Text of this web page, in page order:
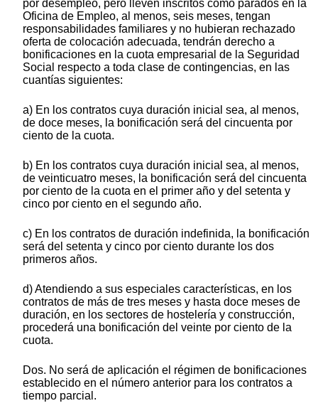
por desempleo, pero lleven inscritos como parados en la
Oficina de Empleo, al menos, seis meses, tengan
responsabilidades familiares y no hubieran rechazado
oferta de colocación adecuada, tendrán derecho a
bonificaciones en la cuota empresarial de la Seguridad
Social respecto a toda clase de contingencias, en las
cuantías siguientes:
a) En los contratos cuya duración inicial sea, al menos,
de doce meses, la bonificación será del cincuenta por
ciento de la cuota.
b) En los contratos cuya duración inicial sea, al menos,
de veinticuatro meses, la bonificación será del cincuenta
por ciento de la cuota en el primer año y del setenta y
cinco por ciento en el segundo año.
c) En los contratos de duración indefinida, la bonificación
será del setenta y cinco por ciento durante los dos
primeros años.
d) Atendiendo a sus especiales características, en los
contratos de más de tres meses y hasta doce meses de
duración, en los sectores de hostelería y construcción,
procederá una bonificación del veinte por ciento de la
cuota.
Dos. No será de aplicación el régimen de bonificaciones
establecido en el número anterior para los contratos a
tiempo parcial.